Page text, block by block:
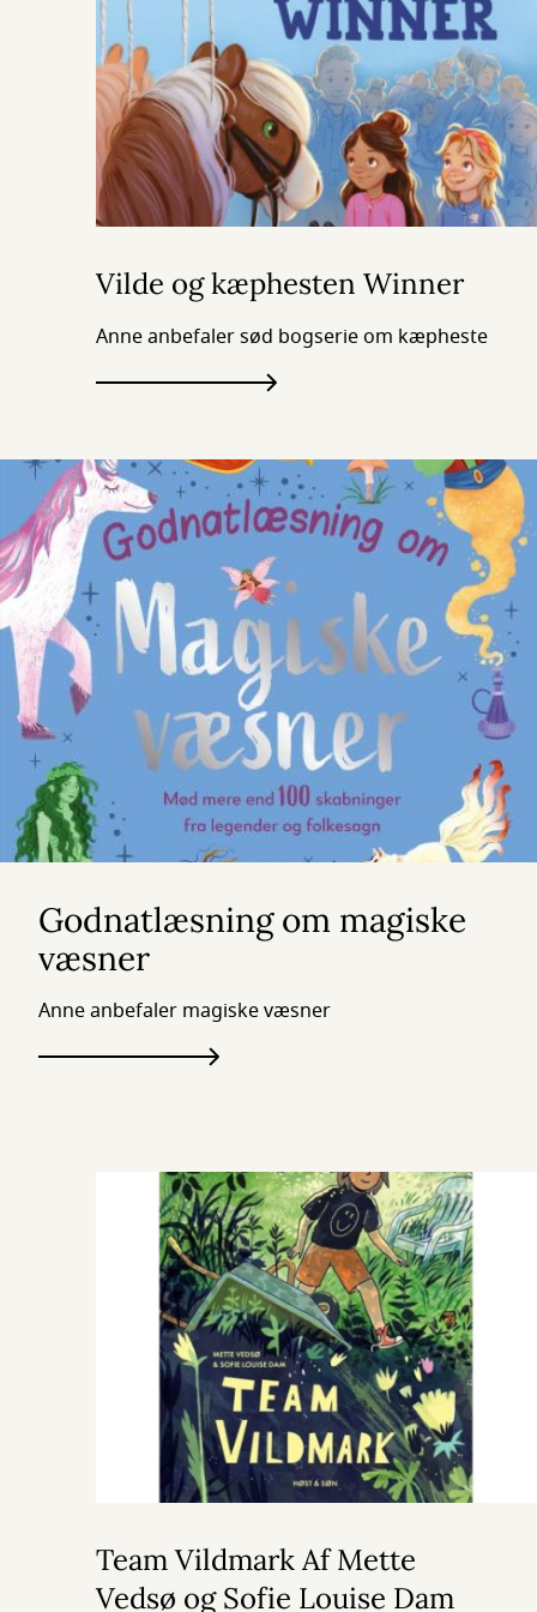
Vilde og kæphesten Winner
Anne anbefaler sød bogserie om kæpheste
Godnatlæsning om magiske
væsner
Anne anbefaler magiske væsner
Team Vildmark Af Mette
Vedsø og Sofie Louise Dam